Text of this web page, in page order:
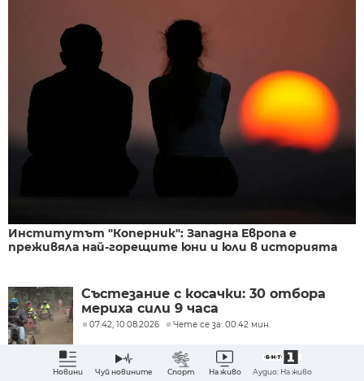
Институтът "Коперник": Западна Европа е
преживяла най-горещите юни и юли в историята
Състезание с косачки: 30 отбора
мериха сили 9 часа
07:42, 10.08.2026 Чете се за: 00:42 мин.
ОАЕ екстрадира Даниел Кинахан
Новини Чуй новините Спорт На живо Аудио: На живо